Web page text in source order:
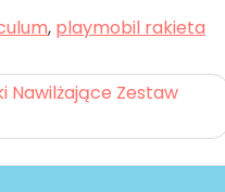
, playmobil rakieta
Nawilżające Zestaw